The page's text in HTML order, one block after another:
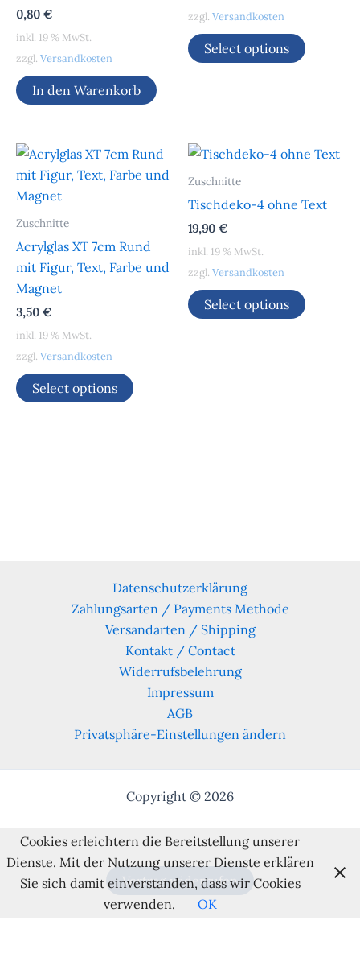
0,80 €
inkl. 19 % MwSt.
zzgl. Versandkosten
In den Warenkorb
zzgl. Versandkosten
Select options
Zuschnitte
Acrylglas XT 7cm Rund
mit Figur, Text, Farbe und
Magnet
3,50 €
inkl. 19 % MwSt.
zzgl. Versandkosten
Select options
Zuschnitte
Tischdeko-4 ohne Text
19,90 €
inkl. 19 % MwSt.
zzgl. Versandkosten
Select options
Datenschutzerklärung
Zahlungsarten / Payments Methode
Versandarten / Shipping
Kontakt / Contact
Widerrufsbelehrung
Impressum
AGB
Privatsphäre-Einstellungen ändern
Copyright © 2026
Vertrag widerrufen
Cookies erleichtern die Bereitstellung unserer
Dienste. Mit der Nutzung unserer Dienste erklären
Sie sich damit einverstanden, dass wir Cookies
verwenden.
OK